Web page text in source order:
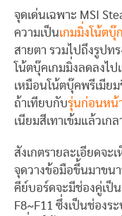
จุดเด่นเฉพาะ MSI
ความเป็นเกมมิ่งโน้ตบุ๊ก
สายตา รวมไปถึงรูปท
โน้ตบุ๊คเกมมิ่งลดลงไ
เหมือนโน้ตบุ๊คพรีเมีย
ถ้าเทียบกับรุ่นก่อนหน้
เนียมสีเทาเข้มแล้วเก
สังเกตรายละเอียดจะ
จุดวางข้อมือขึ้นมาขน
คีย์บอร์ดจะมีช่องคู่เป็น
F8~F11 ซึ่งเป็นช่องร